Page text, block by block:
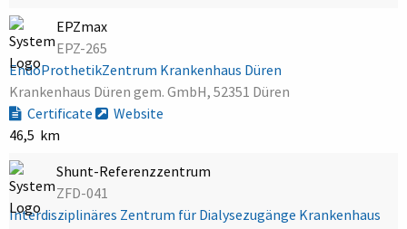
EPZmax
EPZ-265
EndoProthetikZentrum Krankenhaus Düren
Krankenhaus Düren gem. GmbH, 52351 Düren
Certificate
Website
46,5 km
Shunt-Referenzzentrum
ZFD-041
Interdisziplinäres Zentrum für Dialysezugänge Krankenhaus